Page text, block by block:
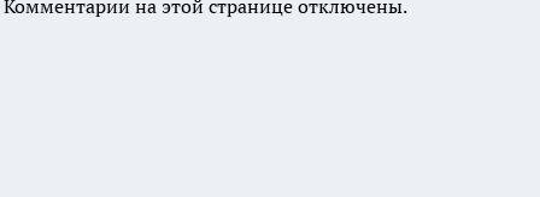
Комментарии на этой странице отключены.